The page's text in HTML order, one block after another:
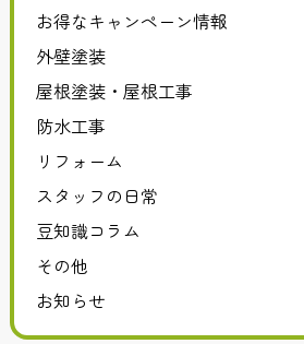
お得なキャンペーン情報
外壁塗装
屋根塗装・屋根工事
防水工事
リフォーム
スタッフの日常
豆知識コラム
その他
お知らせ